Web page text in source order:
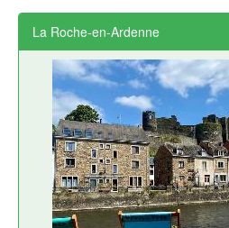
La Roche-en-Ardenne